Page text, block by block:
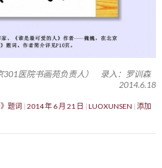
301医院书画苑负责人） 录入：罗训森
2014.6.18
题词 2014 年 6 月 21 日 LUOXUNSEN 添加